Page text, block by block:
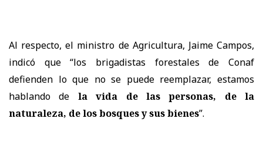
Al respecto, el ministro de Agricultura, Jaime Campos,
indicó que “los brigadistas forestales de Conaf
defienden lo que no se puede reemplazar, estamos
hablando de la vida de las personas, de la
naturaleza, de los bosques y sus bienes”.